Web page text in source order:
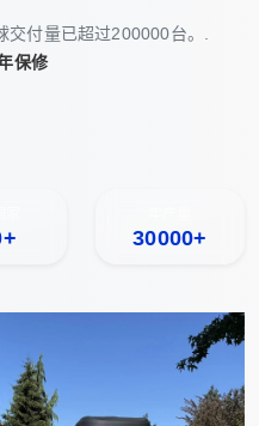
付量已超过200000台。.
保修
30000+